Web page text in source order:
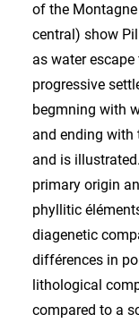
of the
central) show
as water
progressive
begmning with
and ending with
and is
primary origin
phyllitic
diagenetic
différences in
lithological
compared to a